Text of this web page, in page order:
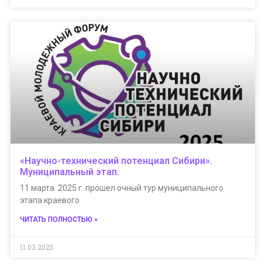
«Научно-технический потенциал Сибири».
Муниципальный этап.
11 марта 2025 г. прошел очный тур муниципального
этапа краевого
ЧИТАТЬ ПОЛНОСТЬЮ »
11.03.2025